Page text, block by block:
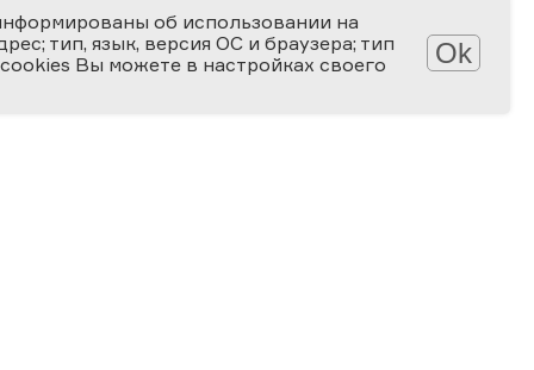
об использовании на
тип, язык, версия ОС и браузера; тип
Вы можете в настройках своего
Ok